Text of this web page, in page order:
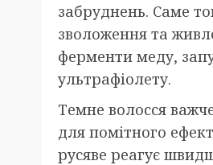
забруднень. Саме
зволоження та
ферменти меду,
ультрафіолету.
Темне волосся
для помітного
русяве реагує